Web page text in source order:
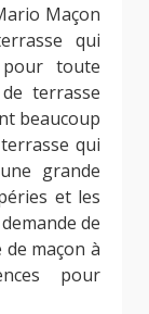
Maçon
qui
toute
terrasse
beaucoup
qui
grande
et les
de
maçon à
pour